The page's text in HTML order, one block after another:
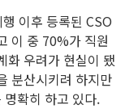
이후 등록된 CSO
이 중 70%가 직원
화 우려가 현실이 됐
분산시키려 하지만
확히 하고 있다.